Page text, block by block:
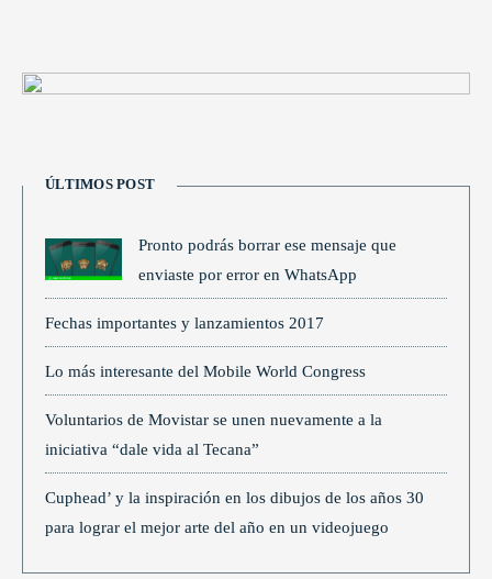
ÚLTIMOS POST
Pronto podrás borrar ese mensaje que
enviaste por error en WhatsApp
Fechas importantes y lanzamientos 2017
Lo más interesante del Mobile World Congress
Voluntarios de Movistar se unen nuevamente a la
iniciativa “dale vida al Tecana”
Cuphead’ y la inspiración en los dibujos de los años 30
para lograr el mejor arte del año en un videojuego